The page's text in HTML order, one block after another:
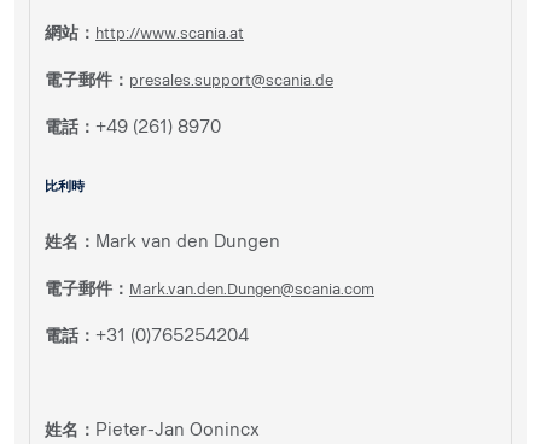
網站： http://www.scania.at
電子郵件： presales.support@scania.de
電話： +49 (261) 8970
比利時
姓名： Mark van den Dungen
電子郵件： Mark.van.den.Dungen@scania.com
電話： +31 (0)765254204
姓名： Pieter-Jan Oonincx